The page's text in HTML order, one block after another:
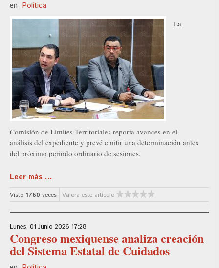
en Política
La
Comisión de Límites Territoriales reporta avances en el
análisis del expediente y prevé emitir una determinación antes
del próximo periodo ordinario de sesiones.
Leer más ...
Visto 1760 veces Valora este artículo
Lunes, 01 Junio 2026 17:28
Congreso mexiquense analiza creación
del Sistema Estatal de Cuidados